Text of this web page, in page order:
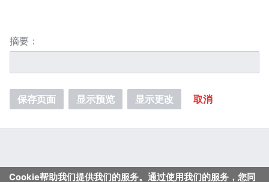
摘要：
保存页面 显示预览 显示更改 取消
Cookie帮助我们提供我们的服务。通过使用我们的服务，您同